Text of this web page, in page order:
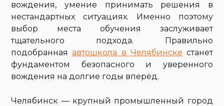
вождения, умение принимать решения в
нестандартных ситуациях. Именно поэтому
выбор места обучения заслуживает
тщательного подхода. Правильно
подобраннаяавтошкола в Челябинске станет
фундаментом безопасного и уверенного
вождения на долгие годы вперёд.
Челябинск — крупный промышленный город